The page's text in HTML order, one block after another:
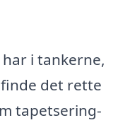
i tankerne,
det rette
tapetsering-